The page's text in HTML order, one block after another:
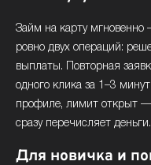
Займ на карту
ровно двух операций:
выплаты. Повторная
одного клика за 1–3
профиле, лимит открыт
сразу перечисляет деньги.
Для новичка и